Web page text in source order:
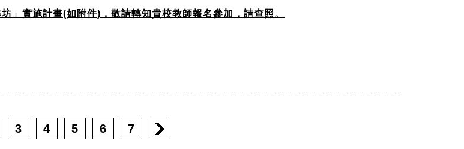
」實施計畫(如附件)，敬請轉知貴校教師報名參加，請查照。
3 4 5 6 7